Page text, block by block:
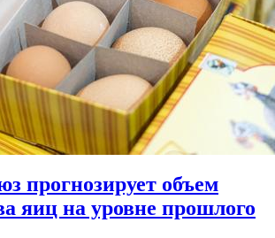
прогнозирует объем
яиц на уровне прошлого